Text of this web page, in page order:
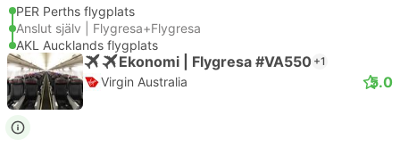
PER Perths flygplats
Anslut själv | Flygresa+Flygresa
AKL Aucklands flygplats
Ekonomi | Flygresa #VA550 +1
Virgin Australia 5.0